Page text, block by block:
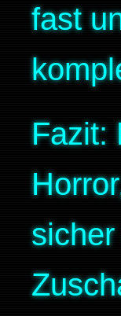
fast
Fazit: